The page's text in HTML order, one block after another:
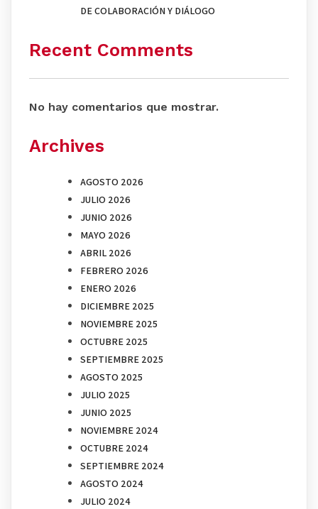
DE COLABORACIÓN Y DIÁLOGO
Recent Comments
No hay comentarios que mostrar.
Archives
AGOSTO 2026
JULIO 2026
JUNIO 2026
MAYO 2026
ABRIL 2026
FEBRERO 2026
ENERO 2026
DICIEMBRE 2025
NOVIEMBRE 2025
OCTUBRE 2025
SEPTIEMBRE 2025
AGOSTO 2025
JULIO 2025
JUNIO 2025
NOVIEMBRE 2024
OCTUBRE 2024
SEPTIEMBRE 2024
AGOSTO 2024
JULIO 2024